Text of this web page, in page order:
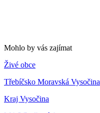
Mohlo by vás zajímat
Živé obce
Třebíčsko Moravská Vysočina
Kraj Vysočina